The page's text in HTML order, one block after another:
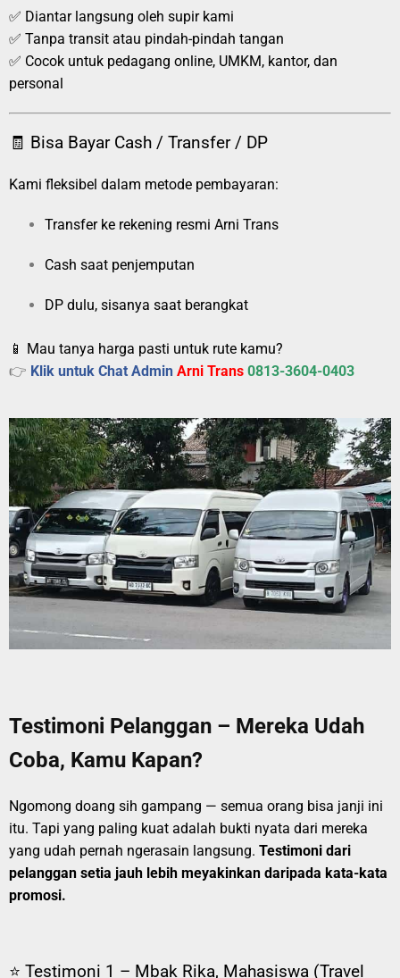
✅ Diantar langsung oleh supir kami
✅ Tanpa transit atau pindah-pindah tangan
✅ Cocok untuk pedagang online, UMKM, kantor, dan
personal
🧾 Bisa Bayar Cash / Transfer / DP
Kami fleksibel dalam metode pembayaran:
Transfer ke rekening resmi Arni Trans
Cash saat penjemputan
DP dulu, sisanya saat berangkat
📱 Mau tanya harga pasti untuk rute kamu?
👉 Klik untuk Chat Admin Arni Trans 0813-3604-0403
Testimoni Pelanggan – Mereka Udah
Coba, Kamu Kapan?
Ngomong doang sih gampang — semua orang bisa janji ini
itu. Tapi yang paling kuat adalah bukti nyata dari mereka
yang udah pernah ngerasain langsung. Testimoni dari
pelanggan setia jauh lebih meyakinkan daripada kata-kata
promosi.
⭐ Testimoni 1 – Mbak Rika, Mahasiswa (Travel